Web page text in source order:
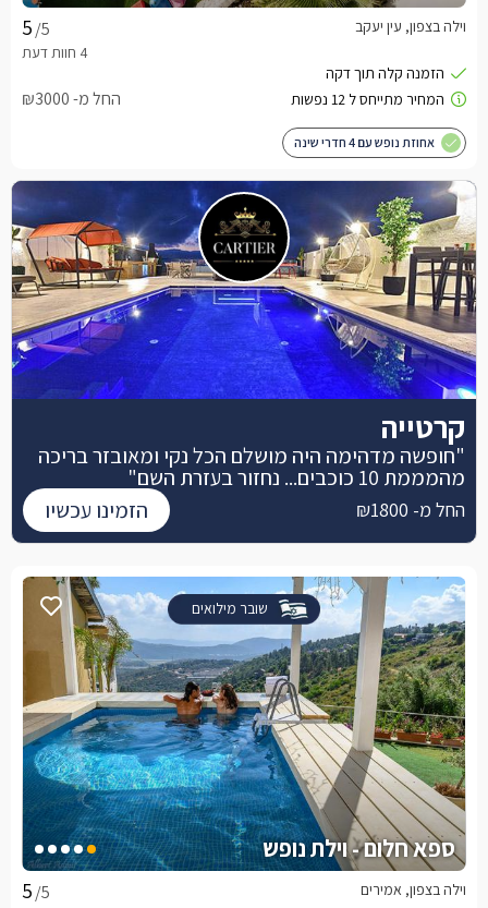
/5 וילה בצפון, עין יעקב
החל מ- ₪3000
אחוזת נופש עם 4 חדרי שינה
שובר מילואים
ספא חלום - וילת נופש
/5 וילה בצפון, אמירים
קרטייה
"חופשה מדהימה היה מושלם הכל נקי ומאובזר בריכה
מהמממת 10 כוכבים... נחזור בעזרת השם"
החל מ- ₪1800 הזמינו עכשיו